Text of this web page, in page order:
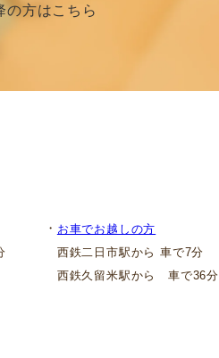
・ お車でお越しの方
西鉄二日市駅から 車で7分
西鉄久留米駅から 車で36分